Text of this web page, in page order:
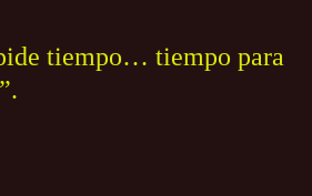
tiempo… tiempo para